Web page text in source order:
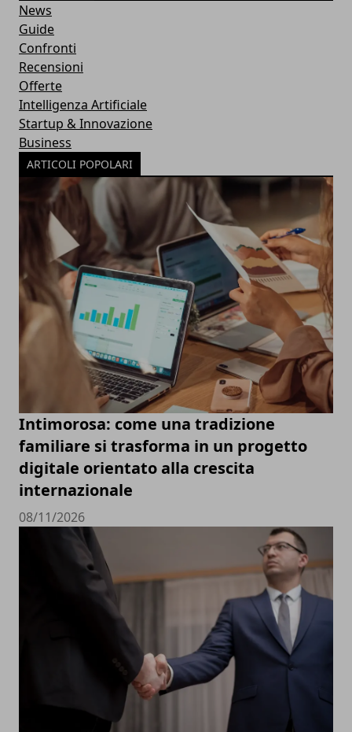
News
Guide
Confronti
Recensioni
Offerte
Intelligenza Artificiale
Startup & Innovazione
Business
ARTICOLI POPOLARI
Intimorosa: come una tradizione
familiare si trasforma in un progetto
digitale orientato alla crescita
internazionale
08/11/2026